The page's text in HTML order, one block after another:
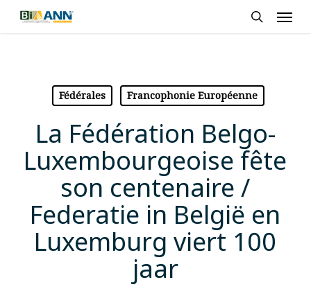
Skip
Fédérales Francophonie Européenne
La Fédération Belgo-
Luxembourgeoise fête
son centenaire /
Federatie in België en
Luxemburg viert 100
jaar